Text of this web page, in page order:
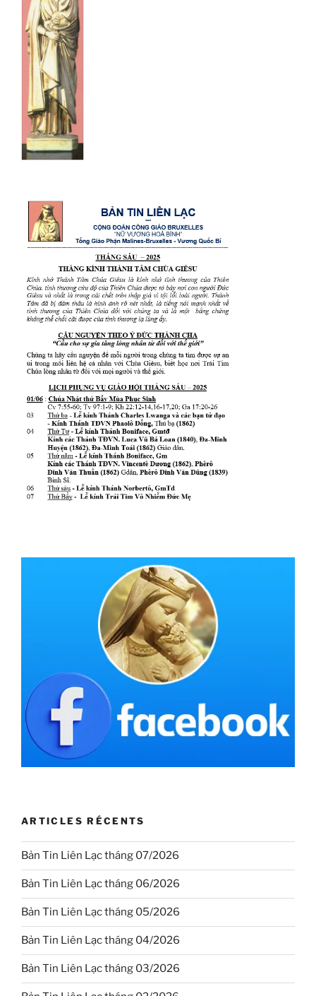
ARTICLES RÉCENTS
Bản Tin Liên Lạc tháng 07/2026
Bản Tin Liên Lạc tháng 06/2026
Bản Tin Liên Lạc tháng 05/2026
Bản Tin Liên Lạc tháng 04/2026
Bản Tin Liên Lạc tháng 03/2026